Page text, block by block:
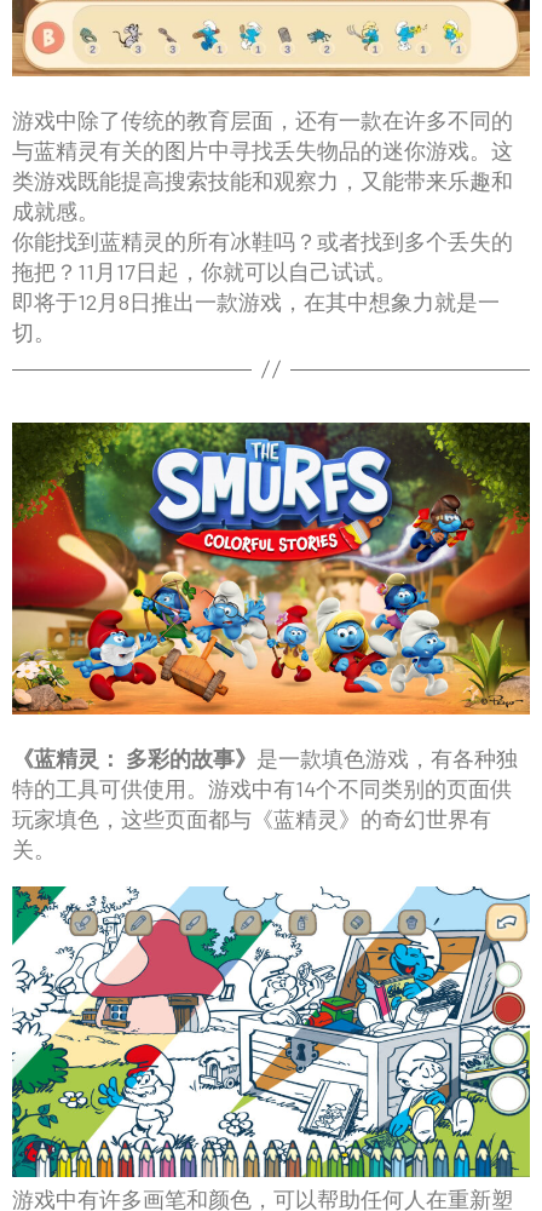
游戏中除了传统的教育层面，还有一款在许多不同的
与蓝精灵有关的图片中寻找丢失物品的迷你游戏。这
类游戏既能提高搜索技能和观察力，又能带来乐趣和
成就感。
你能找到蓝精灵的所有冰鞋吗？或者找到多个丢失的
拖把？11月17日起，你就可以自己试试。
即将于12月8日推出一款游戏，在其中想象力就是一
切。
《蓝精灵： 多彩的故事》 是一款填色游戏，有各种独
特的工具可供使用。游戏中有14个不同类别的页面供
玩家填色，这些页面都与《蓝精灵》的奇幻世界有
关。
游戏中有许多画笔和颜色，可以帮助任何人在重新塑